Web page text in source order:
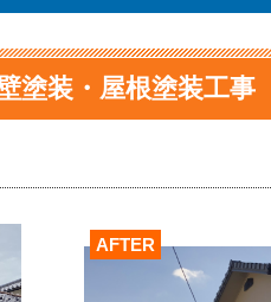
塗装・屋根塗装工事
AFTER